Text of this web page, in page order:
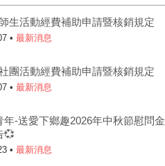
生活動經費補助申請暨核銷規定
• 最新消息
團活動經費補助申請暨核銷規定
• 最新消息
年-送愛下鄉趣2026年中秋節慰問金
💞
• 最新消息